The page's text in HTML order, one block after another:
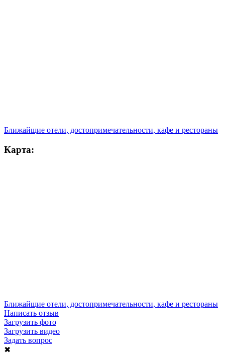
Ближайщие отели, достопримечательности, кафе и рестораны
Карта:
Ближайщие отели, достопримечательности, кафе и рестораны
Написать отзыв
Загрузить фото
Загрузить видео
Задать вопрос
✖